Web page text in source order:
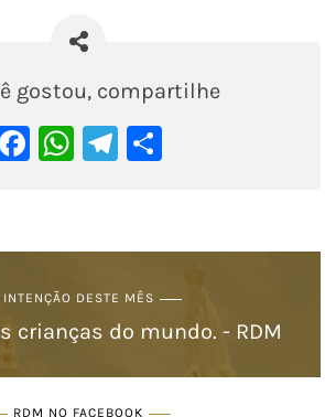
gostou, compartilhe
Facebook
WhatsApp
Telegram
INTENÇÃO DESTE MÊS
crianças do mundo. - RDM
RDM NO FACEBOOK